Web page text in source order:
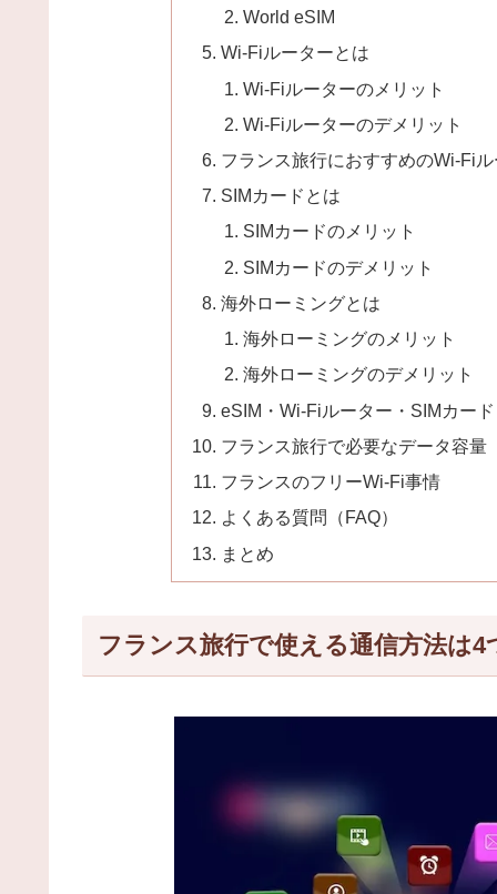
World eSIM
Wi-Fiルーターとは
Wi-Fiルーターのメリット
Wi-Fiルーターのデメリット
フランス旅行におすすめのWi-Fi
SIMカードとは
SIMカードのメリット
SIMカードのデメリット
海外ローミングとは
海外ローミングのメリット
海外ローミングのデメリット
eSIM・Wi-Fiルーター・SIMカー
フランス旅行で必要なデータ容量
フランスのフリーWi-Fi事情
よくある質問（FAQ）
まとめ
フランス旅行で使える通信方法は4